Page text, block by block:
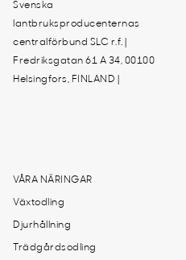
Svenska
lantbruksproducenternas
centralförbund SLC r.f. |
Fredriksgatan 61 A 34, 00100
Helsingfors, FINLAND |
VÅRA NÄRINGAR
Växtodling
Djurhållning
Trädgårdsodling